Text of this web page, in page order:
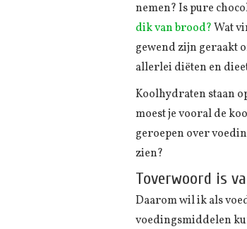
nemen? Is pure
dik van brood?Wat
gewend zijn geraakt
allerlei diëten en
Koolhydraten staan
moest je vooral de
geroepen over
zien?
Toverwoord is
Daarom wil ik als
voedingsmiddelen